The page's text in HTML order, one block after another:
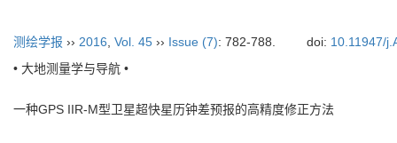
测绘学报 ›› 2016 Vol. 45 ›› Issue (7): 782-788. doi: 10.11947/
• 大地测量学与导航 •
一种GPS IIR-M型卫星超快星历钟差预报的高精度修正方法